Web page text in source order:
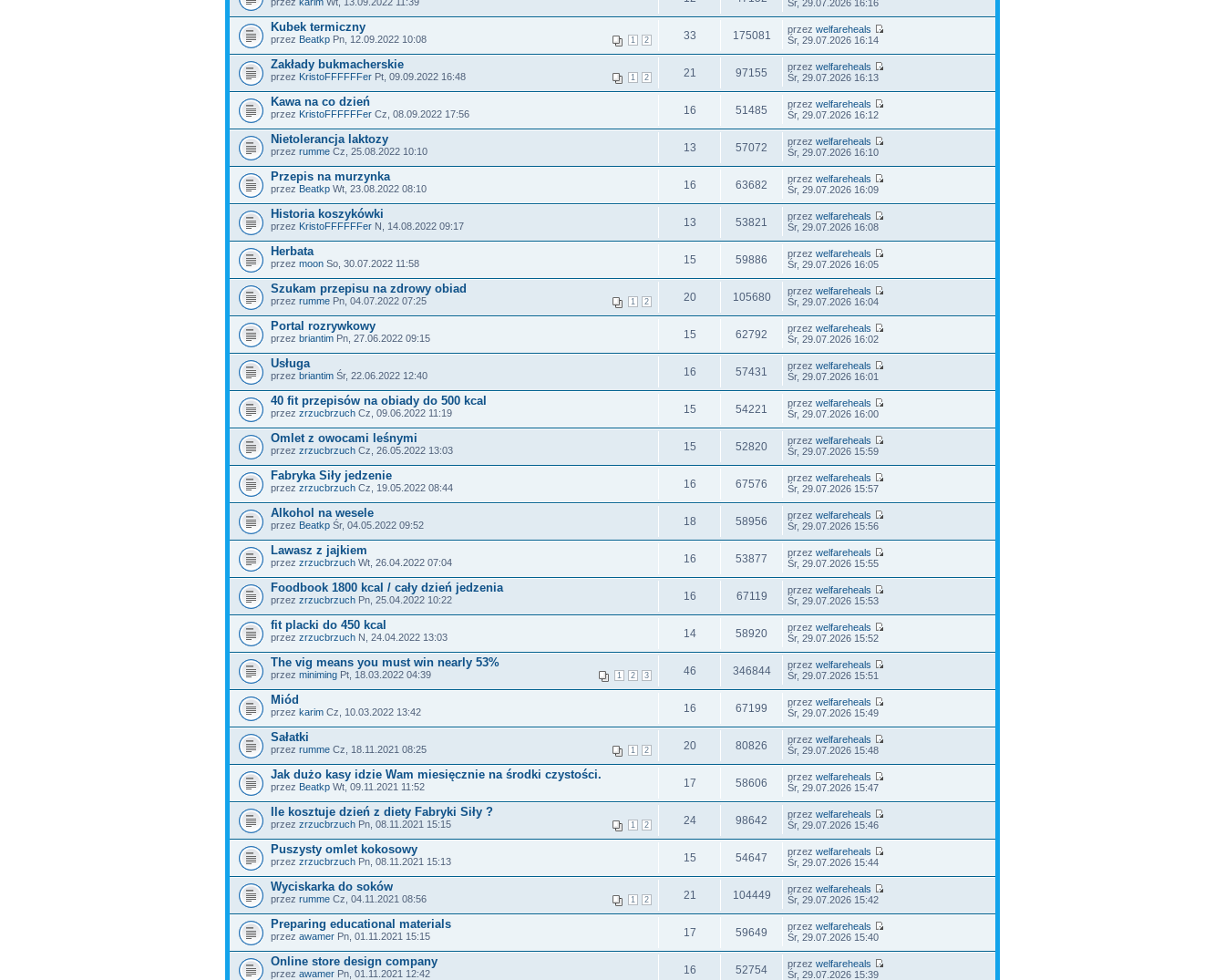
Śr, 29.07.2026 16:16
Kubek termiczny
1 2
przez Beatkp Pn, 12.09.2022 10:08 33 175081 przezwelfareheals
Śr, 29.07.2026 16:14
Zakłady bukmacherskie
1 2
przez KristoFFFFFFer Pt, 09.09.2022 16:48 21 97155 przezwelfareheals
Śr, 29.07.2026 16:13
Kawa na co dzień
przez KristoFFFFFFer Cz, 08.09.2022 17:56 16 51485 przezwelfareheals
Śr, 29.07.2026 16:12
Nietolerancja laktozy
przez rumme Cz, 25.08.2022 10:10 13 57072 przezwelfareheals
Śr, 29.07.2026 16:10
Przepis na murzynka
przez Beatkp Wt, 23.08.2022 08:10 16 63682 przezwelfareheals
Śr, 29.07.2026 16:09
Historia koszykówki
przez KristoFFFFFFer N, 14.08.2022 09:17 13 53821 przezwelfareheals
Śr, 29.07.2026 16:08
Herbata
przez moon So, 30.07.2022 11:58 15 59886 przezwelfareheals
Śr, 29.07.2026 16:05
Szukam przepisu na zdrowy obiad
1 2
przez rumme Pn, 04.07.2022 07:25 20 105680 przezwelfareheals
Śr, 29.07.2026 16:04
Portal rozrywkowy
przez briantim Pn, 27.06.2022 09:15 15 62792 przezwelfareheals
Śr, 29.07.2026 16:02
Usługa
przez briantim Śr, 22.06.2022 12:40 16 57431 przezwelfareheals
Śr, 29.07.2026 16:01
40 fit przepisów na obiady do 500 kcal
przez zrzucbrzuch Cz, 09.06.2022 11:19 15 54221 przezwelfareheals
Śr, 29.07.2026 16:00
Omlet z owocami leśnymi
przez zrzucbrzuch Cz, 26.05.2022 13:03 15 52820 przezwelfareheals
Śr, 29.07.2026 15:59
Fabryka Siły jedzenie
przez zrzucbrzuch Cz, 19.05.2022 08:44 16 67576 przezwelfareheals
Śr, 29.07.2026 15:57
Alkohol na wesele
przez Beatkp Śr, 04.05.2022 09:52 18 58956 przezwelfareheals
Śr, 29.07.2026 15:56
Lawasz z jajkiem
przez zrzucbrzuch Wt, 26.04.2022 07:04 16 53877 przezwelfareheals
Śr, 29.07.2026 15:55
Foodbook 1800 kcal / cały dzień jedzenia
przez zrzucbrzuch Pn, 25.04.2022 10:22 16 67119 przezwelfareheals
Śr, 29.07.2026 15:53
fit placki do 450 kcal
przez zrzucbrzuch N, 24.04.2022 13:03 14 58920 przezwelfareheals
Śr, 29.07.2026 15:52
The vig means you must win nearly 53%
1 2 3
przez miniming Pt, 18.03.2022 04:39 46 346844 przezwelfareheals
Śr, 29.07.2026 15:51
Miód
przez karim Cz, 10.03.2022 13:42 16 67199 przezwelfareheals
Śr, 29.07.2026 15:49
Sałatki
1 2
przez rumme Cz, 18.11.2021 08:25 20 80826 przezwelfareheals
Śr, 29.07.2026 15:48
Jak dużo kasy idzie Wam miesięcznie na środki czystości.
przez Beatkp Wt, 09.11.2021 11:52 17 58606 przezwelfareheals
Śr, 29.07.2026 15:47
Ile kosztuje dzień z diety Fabryki Siły ?
1 2
przez zrzucbrzuch Pn, 08.11.2021 15:15 24 98642 przezwelfareheals
Śr, 29.07.2026 15:46
Puszysty omlet kokosowy
przez zrzucbrzuch Pn, 08.11.2021 15:13 15 54647 przezwelfareheals
Śr, 29.07.2026 15:44
Wyciskarka do soków
1 2
przez rumme Cz, 04.11.2021 08:56 21 104449 przezwelfareheals
Śr, 29.07.2026 15:42
Preparing educational materials
przez awamer Pn, 01.11.2021 15:15 17 59649 przezwelfareheals
Śr, 29.07.2026 15:40
Online store design company
przez awamer Pn, 01.11.2021 12:42 16 52754 przezwelfareheals
Śr, 29.07.2026 15:39